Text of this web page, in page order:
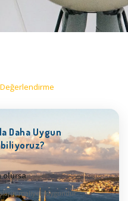
Daha Uygun
olursa
maliyeti uygundur